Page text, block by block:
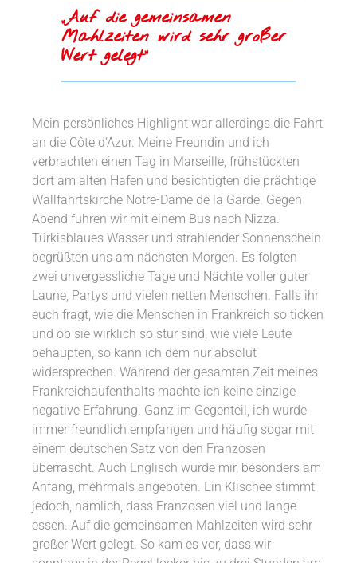
„Auf die gemeinsamen
Mahlzeiten wird sehr großer
Wert gelegt“
Mein persönliches Highlight war allerdings die Fahrt
an die Côte d‘Azur. Meine Freundin und ich
verbrachten einen Tag in Marseille, frühstückten
dort am alten Hafen und besichtigten die prächtige
Wallfahrtskirche Notre-Dame de la Garde. Gegen
Abend fuhren wir mit einem Bus nach Nizza.
Türkisblaues Wasser und strahlender Sonnenschein
begrüßten uns am nächsten Morgen. Es folgten
zwei unvergessliche Tage und Nächte voller guter
Laune, Partys und vielen netten Menschen. Falls ihr
euch fragt, wie die Menschen in Frankreich so ticken
und ob sie wirklich so stur sind, wie viele Leute
behaupten, so kann ich dem nur absolut
widersprechen. Während der gesamten Zeit meines
Frankreichaufenthalts machte ich keine einzige
negative Erfahrung. Ganz im Gegenteil, ich wurde
immer freundlich empfangen und häufig sogar mit
einem deutschen Satz von den Franzosen
überrascht. Auch Englisch wurde mir, besonders am
Anfang, mehrmals angeboten. Ein Klischee stimmt
jedoch, nämlich, dass Franzosen viel und lange
essen. Auf die gemeinsamen Mahlzeiten wird sehr
großer Wert gelegt. So kam es vor, dass wir